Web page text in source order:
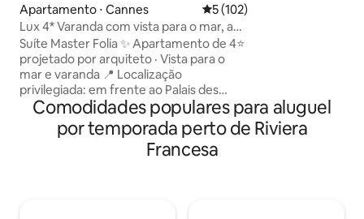
Apartamento ⋅ Cannes 5 de uma avaliação média de
5 (102)
Lux 4* Varanda com vista para o mar, a
poucos passos do Palais e da praia
Suíte Master Folia ✨ Apartamento de 4⭐
projetado por arquiteto · Vista para o
mar e varanda 📍 Localização
privilegiada: em frente ao Palais des
Festivals, a 2 minutos a pé das praias 🛍
Lojas e restaurantes a 1 min 🛏️ 1 quarto ·
Cama queen size arrumada, conforto
com qualidade de hotel + sofá-cama 🛜
Comodidades populares para aluguel
por temporada perto de Riviera
Francesa